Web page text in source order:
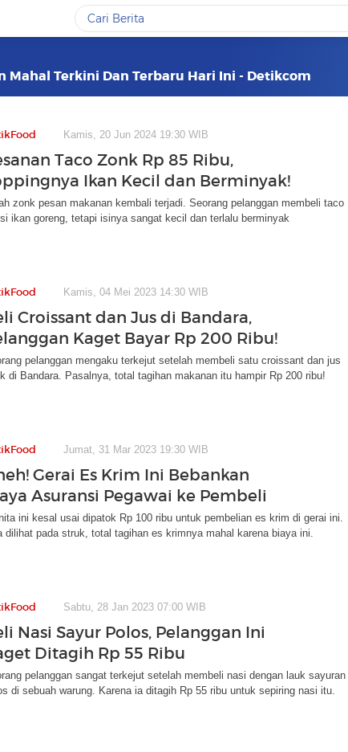
Mahal Terkini Dan Terbaru Hari Ini - Detikcom
Kamis, 20 Jun 2024 19:30 WIB
Taco Zonk Rp 85 Ribu,
Ikan Kecil dan Berminyak!
zonk pesan makanan kembali terjadi. Seorang pelanggan membeli taco
ikan goreng, tetapi isinya sangat kecil dan terlalu berminyak
Kamis, 04 Mei 2023 14:30 WIB
Croissant dan Jus di Bandara,
Kaget Bayar Rp 200 Ribu!
pelanggan mengaku terkejut setelah membeli satu croissant dan jus
di Bandara. Pasalnya, total tagihan makanan itu hampir Rp 200 ribu!
Jumat, 31 Mar 2023 19:30 WIB
Gerai Es Krim Ini Bebankan
Asuransi Pegawai ke Pembeli
ini kesal usai dipatok Rp 100 ribu untuk pembelian es krim di gerai ini.
dilihat pada struk, total tagihan es krimnya mahal karena biaya ini.
Sabtu, 28 Jan 2023 07:00 WIB
Nasi Sayur Polos, Pelanggan Ini
Ditagih Rp 55 Ribu
pelanggan sangat terkejut setelah membeli nasi dengan lauk sayuran
di sebuah warung. Karena ia ditagih Rp 55 ribu untuk sepiring nasi itu.